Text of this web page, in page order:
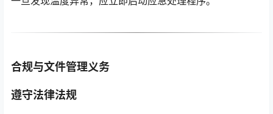
合规与文件管理义务
遵守法律法规